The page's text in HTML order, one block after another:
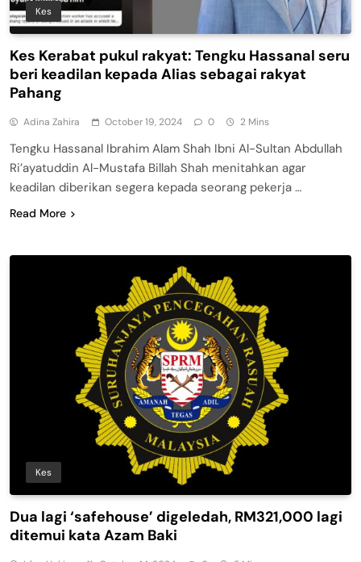
Kes
Kes Kerabat pukul rakyat: Tengku Hassanal seru
beri keadilan kepada Alias sebagai rakyat
Pahang
Adina Zahira October 19, 2024 0 2 Mins
Tengku Hassanal Ibrahim Alam Shah Ibni Al-Sultan Abdullah
Ri’ayatuddin Al-Mustafa Billah Shah menitahkan agar
keadilan diberikan segera kepada seorang pekerja …
Read More
Kes
Dua lagi ‘safehouse’ digeledah, RM321,000 lagi
ditemui kata Azam Baki